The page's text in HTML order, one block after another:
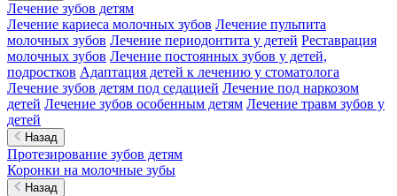
Лечение зубов детям
Лечение кариеса молочных зубов Лечение пульпита
молочных зубов Лечение периодонтита у детей Реставрация
молочных зубов Лечение постоянных зубов у детей,
подростков Адаптация детей к лечению у стоматолога
Лечение зубов детям под седацией Лечение под наркозом
детей Лечение зубов особенным детям Лечение травм зубов у
детей
Назад
Протезирование зубов детям
Коронки на молочные зубы
Назад